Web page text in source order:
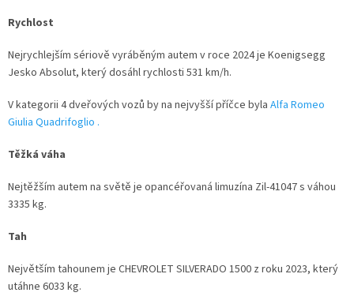
Rychlost
Nejrychlejším sériově vyráběným autem v roce 2024 je Koenigsegg
Jesko Absolut, který dosáhl rychlosti 531 km/h.
V kategorii 4 dveřových vozů by na nejvyšší příčce byla Alfa Romeo
Giulia Quadrifoglio .
Těžká váha
Nejtěžším autem na světě je opancéřovaná limuzína Zil-41047 s váhou
3335 kg.
Tah
Největším tahounem je CHEVROLET SILVERADO 1500 z roku 2023, který
utáhne 6033 kg.